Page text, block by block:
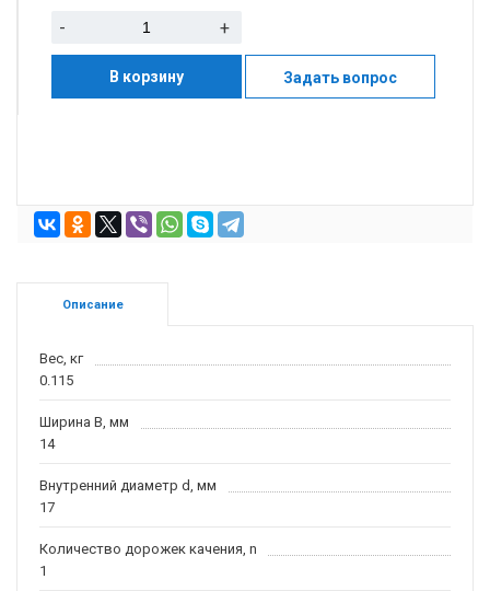
- +
В корзину Задать вопрос
Описание
Вес, кг
0.115
Ширина B, мм
14
Внутренний диаметр d, мм
17
Количество дорожек качения, n
1